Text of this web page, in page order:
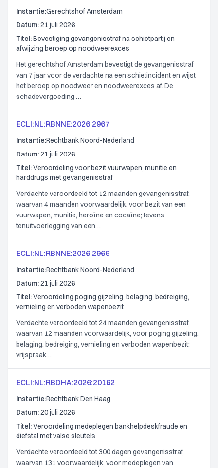
Instantie:Gerechtshof Amsterdam
Datum:21 juli 2026
Titel:Bevestiging gevangenisstraf na schietpartij en
afwijzing beroep op noodweerexces
Het gerechtshof Amsterdam bevestigt de gevangenisstraf
van 7 jaar voor de verdachte na een schietincident en wijst
het beroep op noodweer en noodweerexces af. De
schadevergoeding …
ECLI:NL:RBNNE:2026:2967
Instantie:Rechtbank Noord-Nederland
Datum:21 juli 2026
Titel:Veroordeling voor bezit vuurwapen, munitie en
harddrugs met gevangenisstraf
Verdachte veroordeeld tot 12 maanden gevangenisstraf,
waarvan 4 maanden voorwaardelijk, voor bezit van een
vuurwapen, munitie, heroïne en cocaïne; tevens
tenuitvoerlegging van een…
ECLI:NL:RBNNE:2026:2966
Instantie:Rechtbank Noord-Nederland
Datum:21 juli 2026
Titel:Veroordeling poging gijzeling, belaging, bedreiging,
vernieling en verboden wapenbezit
Verdachte veroordeeld tot 24 maanden gevangenisstraf,
waarvan 12 maanden voorwaardelijk, voor poging gijzeling,
belaging, bedreiging, vernieling en verboden wapenbezit;
vrijspraak…
ECLI:NL:RBDHA:2026:20162
Instantie:Rechtbank Den Haag
Datum:20 juli 2026
Titel:Veroordeling medeplegen bankhelpdeskfraude en
diefstal met valse sleutels
Verdachte veroordeeld tot 300 dagen gevangenisstraf,
waarvan 131 voorwaardelijk, voor medeplegen van